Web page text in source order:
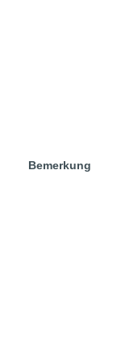
Bemerkung